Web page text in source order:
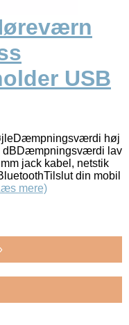
USB
høj
dBDæmpningsværdi lav
jack kabel, netstik
din mobil
mere)